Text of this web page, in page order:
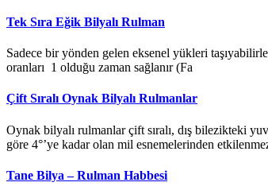
Tek Sıra Eğik Bilyalı Rulman
Sadece bir yönden gelen eksenel yükleri
oranları 1 olduğu zaman sağlanır (Fa
Çift Sıralı Oynak Bilyalı Rulmanlar
Oynak bilyalı rulmanlar çift sıralı, dış bilezikteki
göre 4°’ye kadar olan mil esnemelerinden
Tane Bilya – Rulman Habbesi